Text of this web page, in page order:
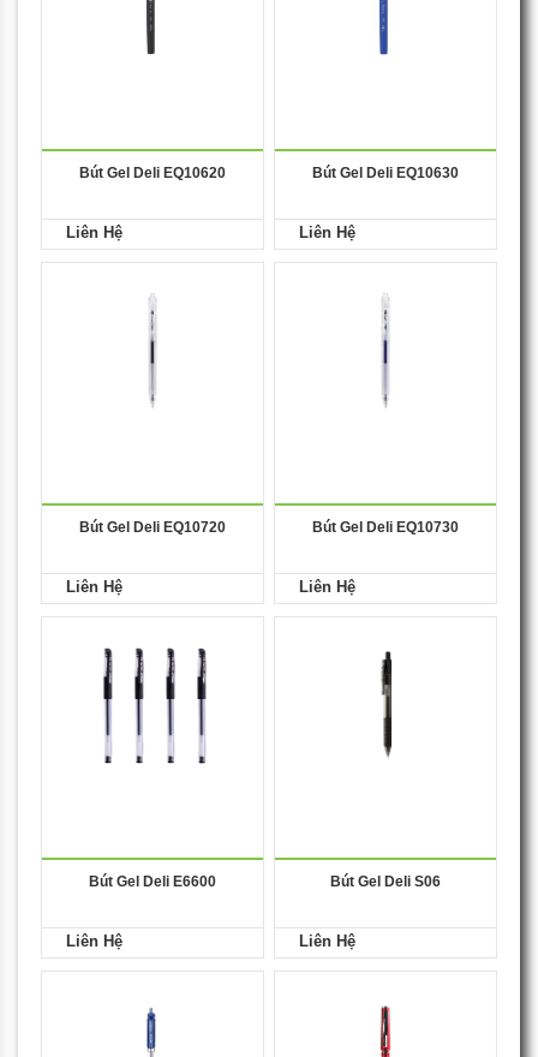
Bút Gel Deli EQ10620
Liên Hệ
Bút Gel Deli EQ10630
Liên Hệ
Bút Gel Deli EQ10720
Liên Hệ
Bút Gel Deli EQ10730
Liên Hệ
Bút Gel Deli E6600
Liên Hệ
Bút Gel Deli S06
Liên Hệ